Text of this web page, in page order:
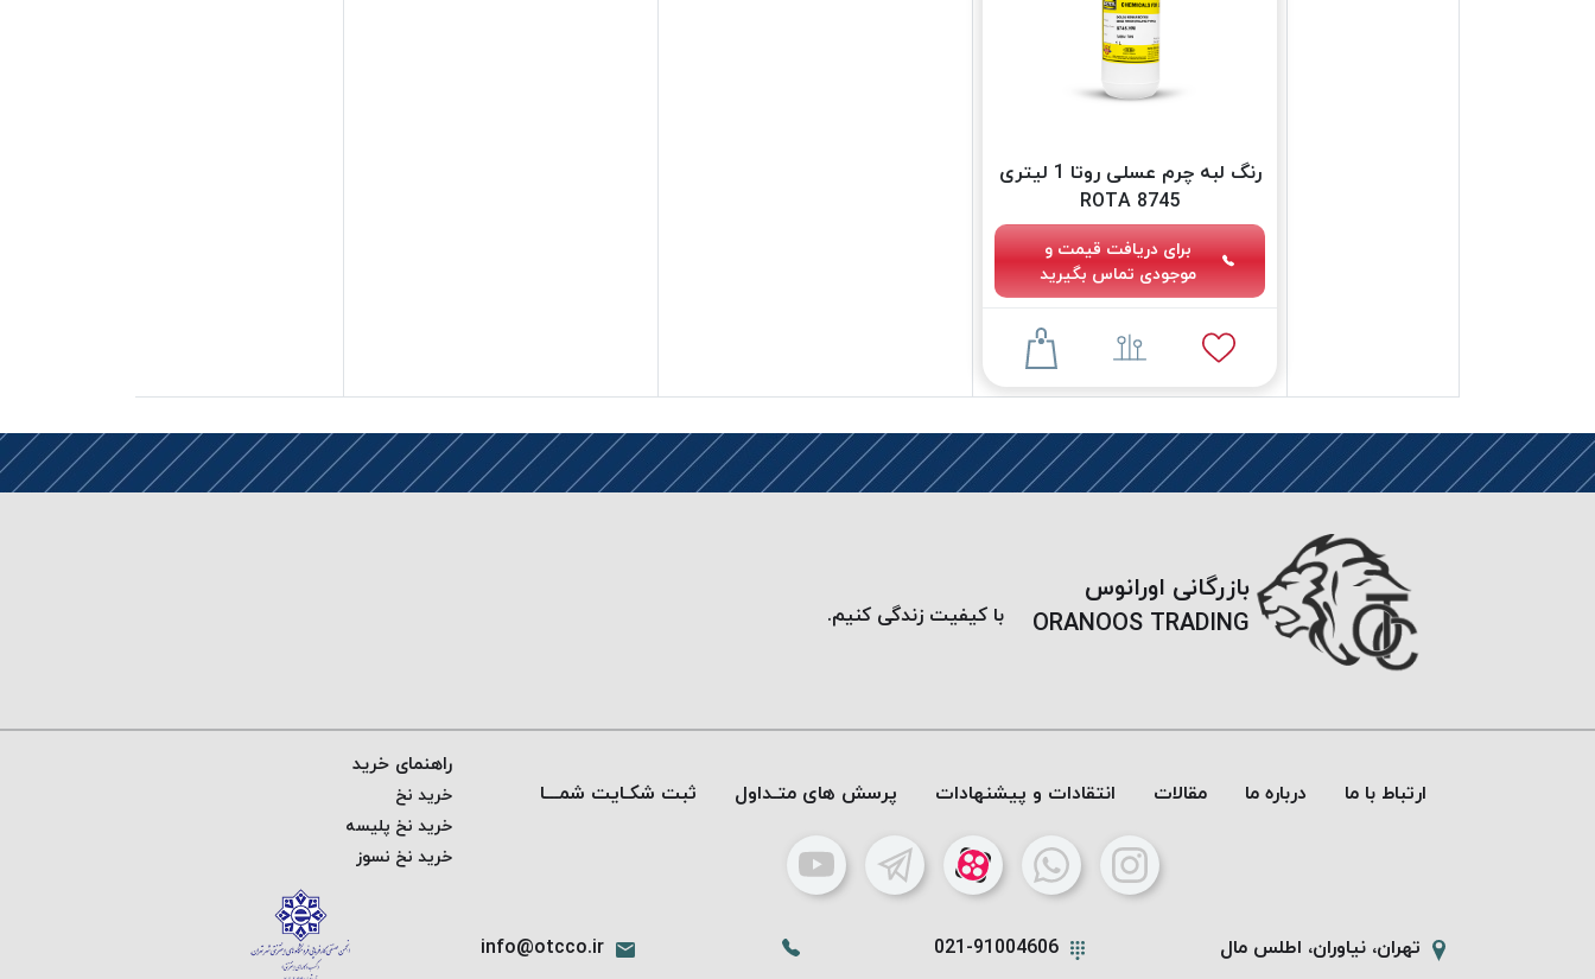
رنگ لبه چرم عسلی روتا 1 لیتری
8745 ROTA
برای دریافت قیمت و
موجودی تماس بگیرید
بازرگانی اورانوس
ORANOOS TRADING
با کیفیت زندگی کنیم.
ارتباط با ما درباره ما مقالات انتقادات و پیشنهادات پرسش های متـداول ثبت شکـایت شمـــا
تهران، نیاوران، اطلس مال 021-91004606
info@otcco.ir
راهنمای خرید
خرید نخ
خرید نخ پلیسه
خرید نخ نسوز